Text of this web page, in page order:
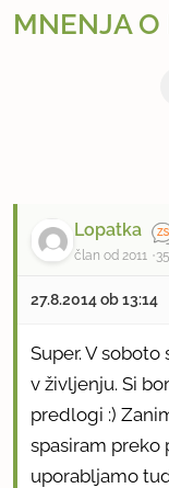
MNENJA O
Lopatka
član od 2011
27.8.2014 ob 13:14
Super. V
v življenju. Si
predlogi :)
spasiram preko
uporabljamo